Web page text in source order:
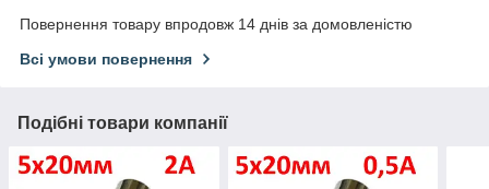
Повернення товару впродовж 14 днів за домовленістю
Всі умови повернення
Подібні товари компанії